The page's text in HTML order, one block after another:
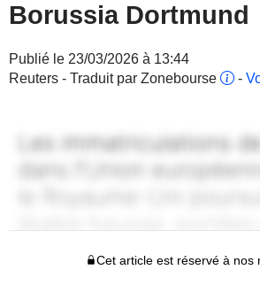
Borussia Dortmund
Publié le 23/03/2026 à 13:44
Reuters - Traduit par Zonebourse
-
Cet article est réservé à nos